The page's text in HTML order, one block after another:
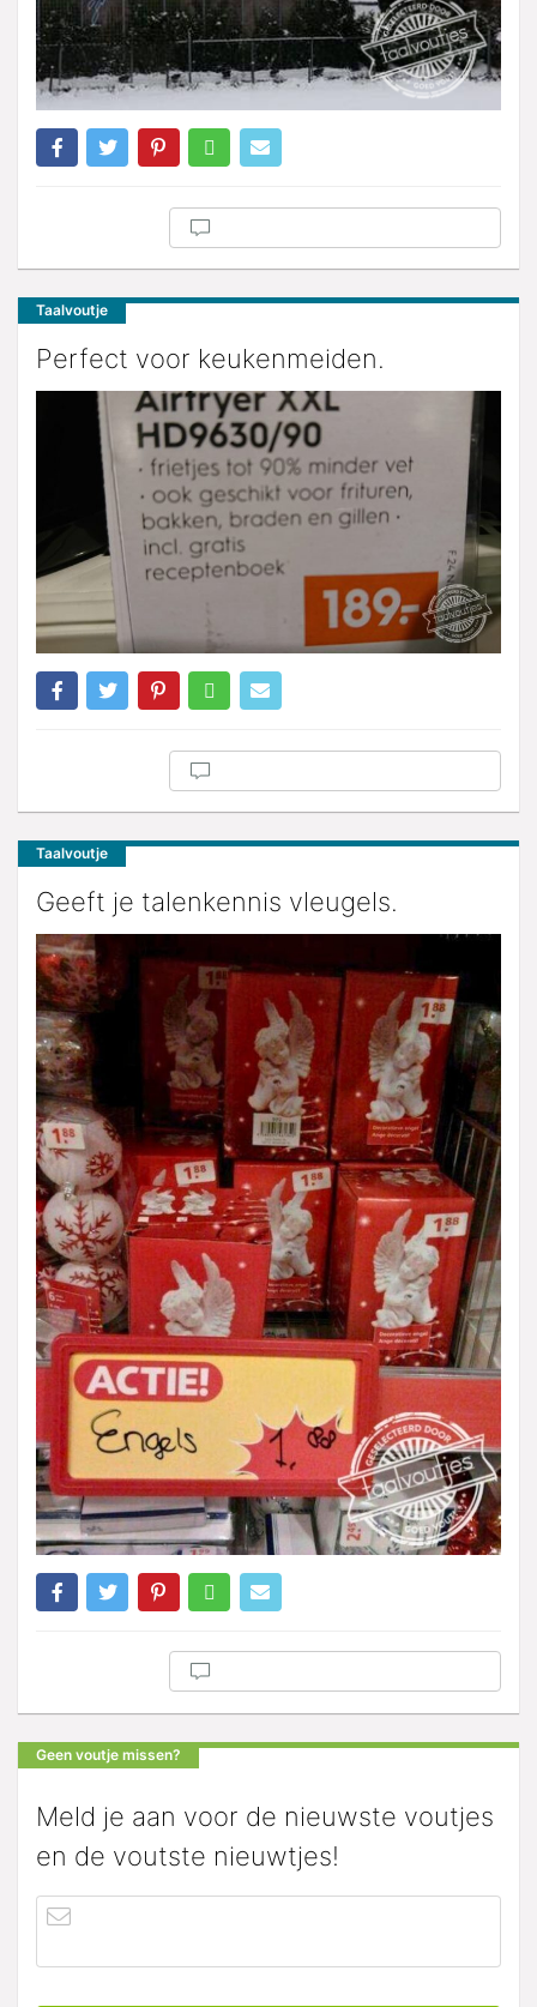
Taalvoutje
Perfect voor keukenmeiden.
Taalvoutje
Geeft je talenkennis vleugels.
Geen voutje missen?
Meld je aan voor de nieuwste voutjes
en de voutste nieuwtjes!